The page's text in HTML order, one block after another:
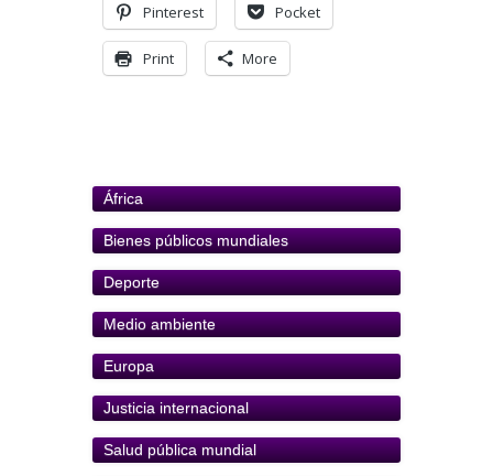
Pinterest Pocket
Print More
África
Bienes públicos mundiales
Deporte
Medio ambiente
Europa
Justicia internacional
Salud pública mundial